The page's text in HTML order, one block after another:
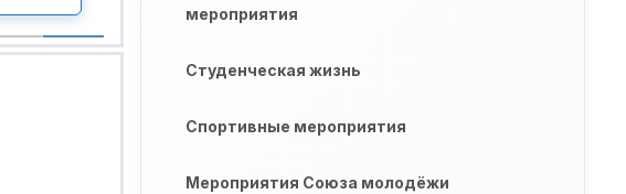
мероприятия
Студенческая жизнь
Спортивные мероприятия
Мероприятия Союза молодёжи